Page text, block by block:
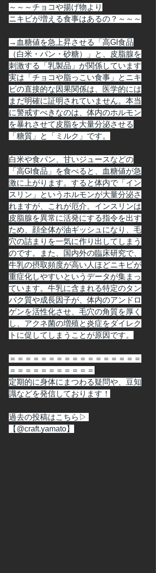
～～～チョコや揚げ物より
ニキビが増える食事はあるの？～～～
→血糖値を急上昇させる「高GI食品
（白米・パン・砂糖）」と、皮脂腺を
刺激する「乳製品」が関係しています
実は「チョコや脂っこい食事」とニキ
ビの直接的な因果関係は、医学的には
まだ明確に証明されていません。本当
に警戒すべきなのは、体内のホルモン
を暴れさせて皮脂を大量分泌させる
「糖質」と「ミルク」です。
白米や食パン、甘いジュースなどの
「高GI食品」を食べると、血糖値が急
激に上がります。すると体内で「イン
スリン」というホルモンが大量分泌さ
れますが、これが厄介。インスリンは
皮脂腺を異常に活発にする指令を出す
ため、顔全体が油ギッシュになり、毛
穴の詰まりを一気に作り出してしまう
のです。また、国内外の臨床研究で、
牛乳の摂取頻度が高い人ほどニキビが
重症化しやすいというデータが集まっ
ています。牛乳に含まれる特定のタン
パク質や成長因子が、体内のアンドロ
ゲンを活性化させ、毛穴の角質を厚く
し、アクネ菌の増殖と炎症をダイレク
トに促してしまうことが原因です。
＝＝＝＝＝＝＝＝＝＝＝＝＝＝＝＝＝
＝＝＝＝＝＝＝＝＝＝＝
定期的に身体にまつわる疑問や、豆知
識などを発信しております！
過去の投稿はこちら▷
【@craft.yamato】